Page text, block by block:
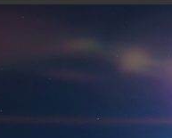
风光互补
移动布控球
公共安全
野外巡防
石油监控
行业资讯
科技前沿
服务流程
资料下载
在线留言
招贤纳士